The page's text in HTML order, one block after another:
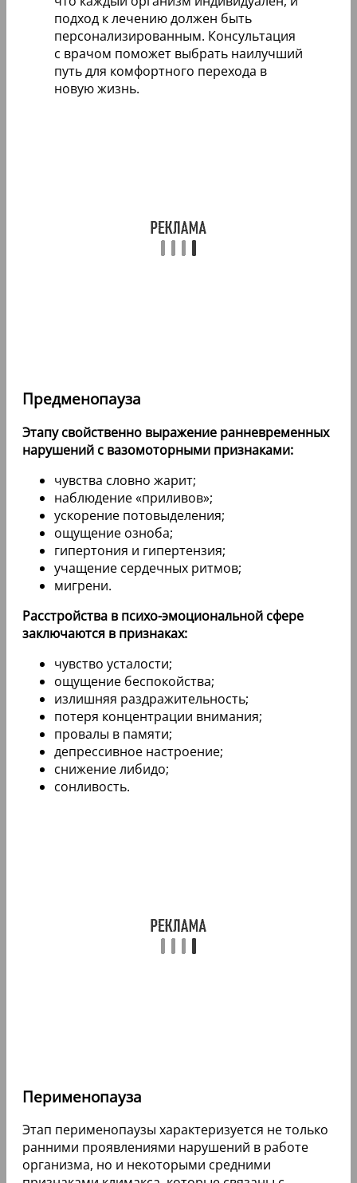
подход к лечению должен быть
персонализированным. Консультация
с врачом поможет выбрать наилучший
путь для комфортного перехода в
новую жизнь.
Предменопауза
Этапу свойственно выражение ранневременных
нарушений с вазомоторными признаками:
чувства словно жарит;
наблюдение «приливов»;
ускорение потовыделения;
ощущение озноба;
гипертония и гипертензия;
учащение сердечных ритмов;
мигрени.
Расстройства в психо-эмоциональной сфере
заключаются в признаках:
чувство усталости;
ощущение беспокойства;
излишняя раздражительность;
потеря концентрации внимания;
провалы в памяти;
депрессивное настроение;
снижение либидо;
сонливость.
Перименопауза
Этап перименопаузы характеризуется не только
ранними проявлениями нарушений в работе
организма, но и некоторыми средними